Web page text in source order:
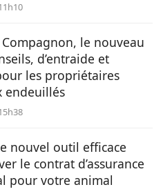
le nouveau
d’entraide et
les propriétaires
endeuillés
nouvel outil efficace
le contrat d’assurance
pour votre animal